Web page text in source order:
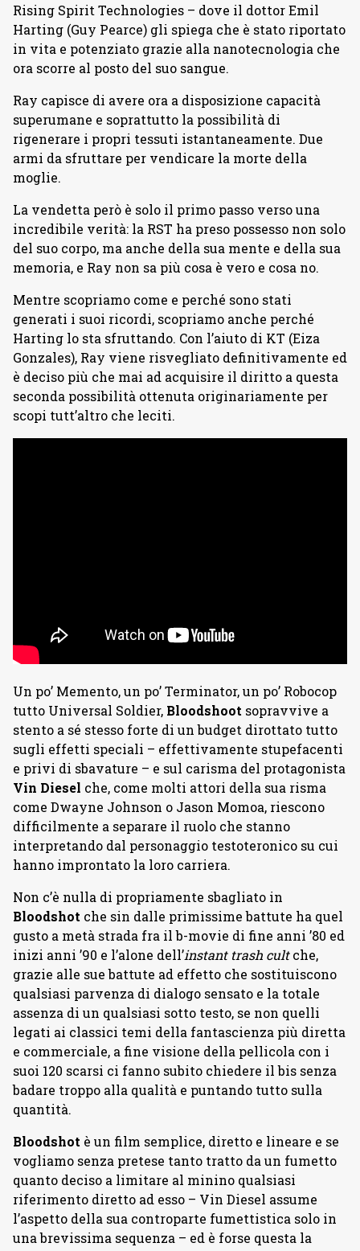
Rising Spirit Technologies – dove il dottor Emil
Harting (Guy Pearce) gli spiega che è stato riportato
in vita e potenziato grazie alla nanotecnologia che
ora scorre al posto del suo sangue.
Ray capisce di avere ora a disposizione capacità
superumane e soprattutto la possibilità di
rigenerare i propri tessuti istantaneamente. Due
armi da sfruttare per vendicare la morte della
moglie.
La vendetta però è solo il primo passo verso una
incredibile verità: la RST ha preso possesso non solo
del suo corpo, ma anche della sua mente e della sua
memoria, e Ray non sa più cosa è vero e cosa no.
Mentre scopriamo come e perché sono stati
generati i suoi ricordi, scopriamo anche perché
Harting lo sta sfruttando. Con l’aiuto di KT (Eiza
Gonzales), Ray viene risvegliato definitivamente ed
è deciso più che mai ad acquisire il diritto a questa
seconda possibilità ottenuta originariamente per
scopi tutt’altro che leciti.
Un po’ Memento, un po’ Terminator, un po’ Robocop
tutto Universal Soldier, Bloodshoot sopravvive a
stento a sé stesso forte di un budget dirottato tutto
sugli effetti speciali – effettivamente stupefacenti
e privi di sbavature – e sul carisma del protagonista
Vin Diesel che, come molti attori della sua risma
come Dwayne Johnson o Jason Momoa, riescono
difficilmente a separare il ruolo che stanno
interpretando dal personaggio testoteronico su cui
hanno improntato la loro carriera.
Non c’è nulla di propriamente sbagliato in
Bloodshot che sin dalle primissime battute ha quel
gusto a metà strada fra il b-movie di fine anni ’80 ed
inizi anni ’90 e l’alone dell’instant trash cultche,
grazie alle sue battute ad effetto che sostituiscono
qualsiasi parvenza di dialogo sensato e la totale
assenza di un qualsiasi sotto testo, se non quelli
legati ai classici temi della fantascienza più diretta
e commerciale, a fine visione della pellicola con i
suoi 120 scarsi ci fanno subito chiedere il bis senza
badare troppo alla qualità e puntando tutto sulla
quantità.
Bloodshot è un film semplice, diretto e lineare e se
vogliamo senza pretese tanto tratto da un fumetto
quanto deciso a limitare al minino qualsiasi
riferimento diretto ad esso – Vin Diesel assume
l’aspetto della sua controparte fumettistica solo in
una brevissima sequenza – ed è forse questa la